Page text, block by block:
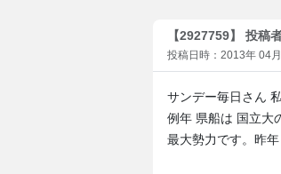
【2927759】 投稿
投稿日時：2013年 04
サンデー毎日さん
例年 県船は 国立大
最大勢力です。昨